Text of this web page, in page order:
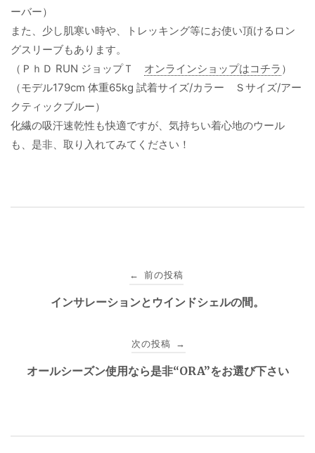
ーバー）
また、少し肌寒い時や、トレッキング等にお使い頂けるロン
グスリーブもあります。
（ＰｈＤ RUN ジョップＴ オンラインショップはコチラ ）
（モデル179cm 体重65kg 試着サイズ/カラー Ｓサイズ/アー
クティックブルー）
化繊の吸汗速乾性も快適ですが、気持ちい着心地のウール
も、是非、取り入れてみてください！
← 前の投稿
インサレーションとウインドシェルの間。
次の投稿 →
オールシーズン使用なら是非“ORA”をお選び下さい